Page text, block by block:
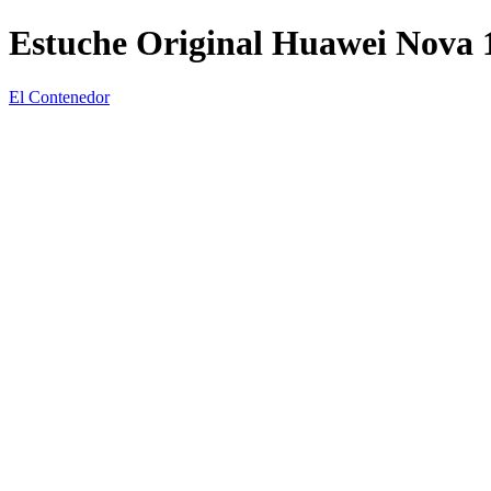
Estuche Original Huawei Nova
El Contenedor